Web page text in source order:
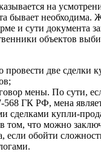
на
бывает необходима.
и сути документа
объектов
провести две сделки
мены. По сути,
568 ГК РФ, мена
сделками купли-
том, что можно
если обойти